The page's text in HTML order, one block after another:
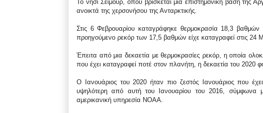
Το νησί Σέιμουρ, όπου βρίσκεται μια επιστημονική βάση της
ανοικτά της χερσονήσου της Ανταρκτικής.
Στις 6 Φεβρουαρίου καταγράφηκε θερμοκρασία 18,3
προηγούμενο ρεκόρ των 17,5 βαθμών είχε καταγραφεί στις 24
Έπειτα από μια δεκαετία με θερμοκρασίες ρεκόρ, η οποία
που έχει καταγραφεί ποτέ στον πλανήτη, η δεκαετία του 2020
Ο Ιανουάριος του 2020 ήταν πιο ζεστός Ιανουάριος που
υψηλότερη από αυτή του Ιανουαρίου του 2016, σύμφωνα
αμερικανική υπηρεσία NOAA.